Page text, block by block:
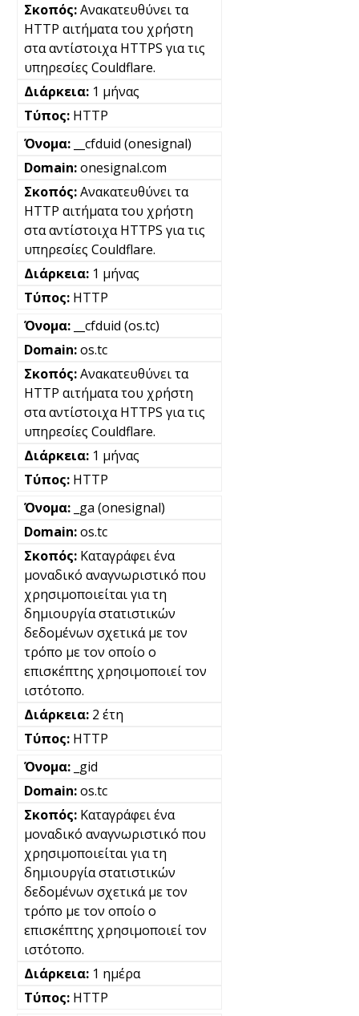
Ανακατευθύνει τα
HTTP αιτήματα του χρήστη
στα αντίστοιχα HTTPS για τις
υπηρεσίες Couldflare.
1 μήνας
HTTP
__cfduid (onesignal)
onesignal.com
Ανακατευθύνει τα
HTTP αιτήματα του χρήστη
στα αντίστοιχα HTTPS για τις
υπηρεσίες Couldflare.
1 μήνας
HTTP
__cfduid (os.tc)
os.tc
Ανακατευθύνει τα
HTTP αιτήματα του χρήστη
στα αντίστοιχα HTTPS για τις
υπηρεσίες Couldflare.
1 μήνας
HTTP
_ga (onesignal)
os.tc
Καταγράφει ένα
μοναδικό αναγνωριστικό που
χρησιμοποιείται για τη
δημιουργία στατιστικών
δεδομένων σχετικά με τον
τρόπο με τον οποίο ο
επισκέπτης χρησιμοποιεί τον
ιστότοπο.
2 έτη
HTTP
_gid
os.tc
Καταγράφει ένα
μοναδικό αναγνωριστικό που
χρησιμοποιείται για τη
δημιουργία στατιστικών
δεδομένων σχετικά με τον
τρόπο με τον οποίο ο
επισκέπτης χρησιμοποιεί τον
ιστότοπο.
1 ημέρα
HTTP